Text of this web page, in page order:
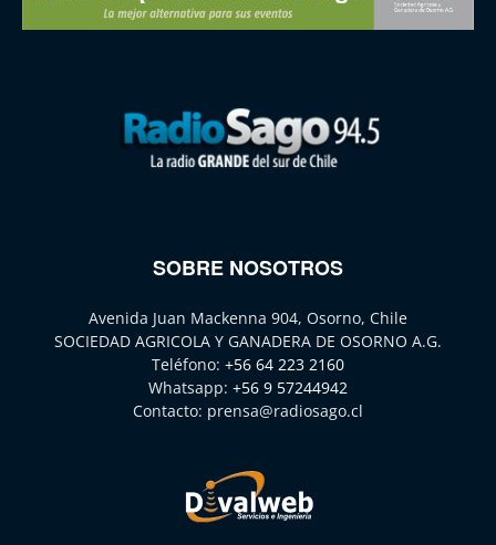
SOBRE NOSOTROS
Avenida Juan Mackenna 904, Osorno, Chile
SOCIEDAD AGRICOLA Y GANADERA DE OSORNO A.G.
Teléfono: +56 64 223 2160
Whatsapp: +56 9 57244942
Contacto: prensa@radiosago.cl